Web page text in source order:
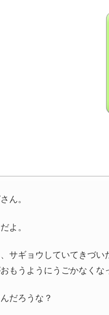
ん。
よ。
サギョウしていてきづい
もうようにうごかなくな
だろうな？